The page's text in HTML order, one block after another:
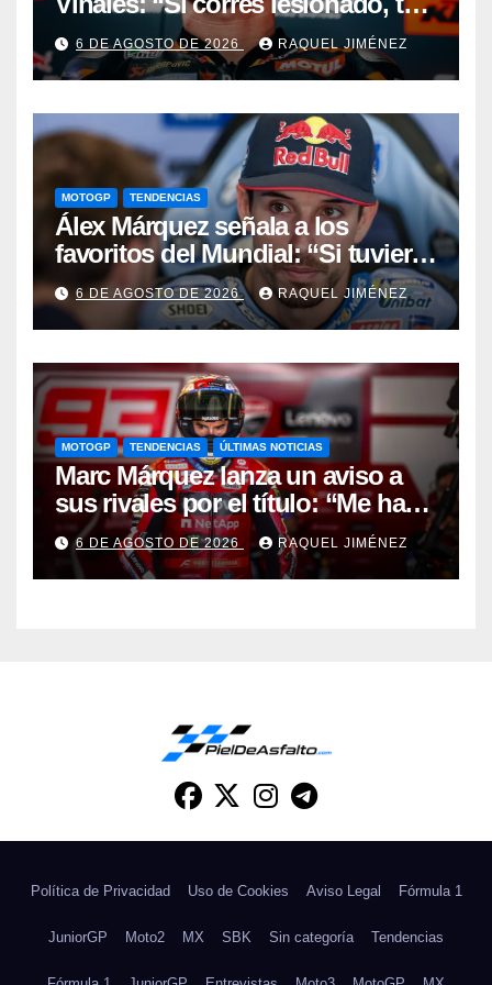
juzgan; si no corres,
desapareces”
6 DE AGOSTO DE 2026 RAQUEL JIMÉNEZ
MOTOGP TENDENCIAS
Álex Márquez señala a los
favoritos del Mundial: “Si tuviera
que apostar mi dinero, ya sabéis
por quién sería”
6 DE AGOSTO DE 2026 RAQUEL JIMÉNEZ
MOTOGP TENDENCIAS ÚLTIMAS NOTICIAS
Marc Márquez lanza un aviso a
sus rivales por el título: “Me han
dado una segunda oportunidad”
6 DE AGOSTO DE 2026 RAQUEL JIMÉNEZ
Política de Privacidad Uso de Cookies Aviso Legal Fórmula 1
JuniorGP Moto2 MX SBK Sin categoría Tendencias